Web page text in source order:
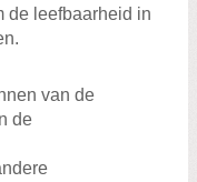
de leefbaarheid in
van de
de